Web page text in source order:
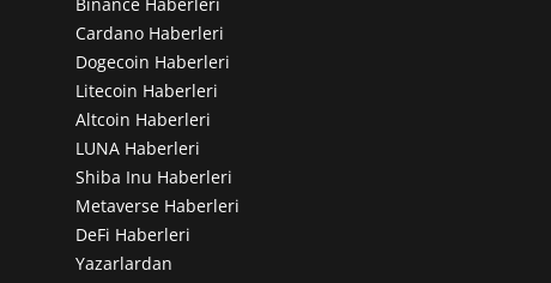
Cardano Haberleri
Dogecoin Haberleri
Litecoin Haberleri
Altcoin Haberleri
LUNA Haberleri
Shiba Inu Haberleri
Metaverse Haberleri
DeFi Haberleri
Yazarlardan